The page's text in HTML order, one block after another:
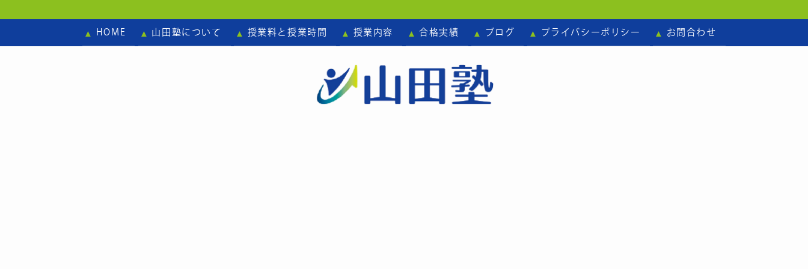
HOME 山田塾について 授業料と授業時間 授業内容 合格実績 ブログ プライバシーポリシー お問合わせ